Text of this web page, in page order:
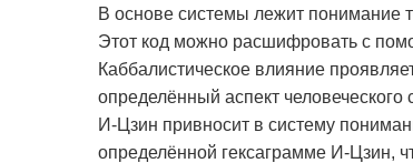
В основе системы лежит понимание
Этот код можно расшифровать с
Каббалистическое влияние
определённый аспект
И-Цзин привносит в систему
определённой гексаграмме И-Цзин,